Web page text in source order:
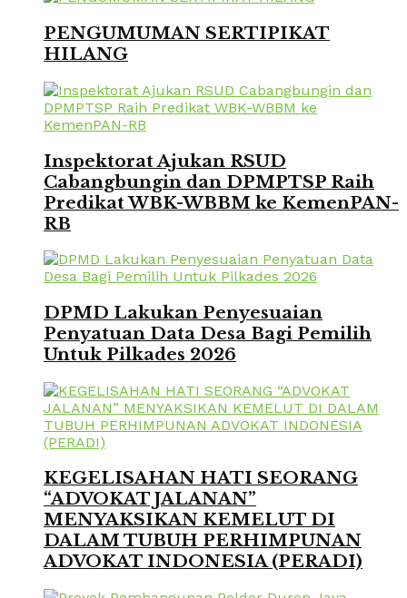
PENGUMUMAN SERTIPIKAT
HILANG
Inspektorat Ajukan RSUD
Cabangbungin dan DPMPTSP Raih
Predikat WBK-WBBM ke KemenPAN-
RB
DPMD Lakukan Penyesuaian
Penyatuan Data Desa Bagi Pemilih
Untuk Pilkades 2026
KEGELISAHAN HATI SEORANG
“ADVOKAT JALANAN”
MENYAKSIKAN KEMELUT DI
DALAM TUBUH PERHIMPUNAN
ADVOKAT INDONESIA (PERADI)